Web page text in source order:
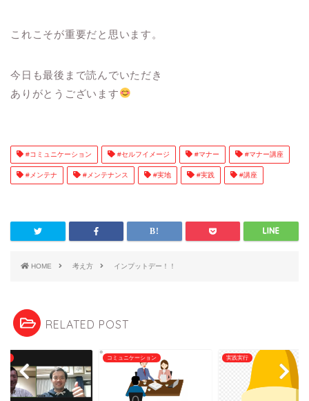
これこそが重要だと思います。
今日も最後まで読んでいただき
ありがとうございます
#コミュニケーション #セルフイメージ #マナー #マナー講座
#メンテナ #メンテナンス #実地 #実践 #講座
HOME 考え方 インプットデー！！
RELATED POST
コミュニケーション 実践実行